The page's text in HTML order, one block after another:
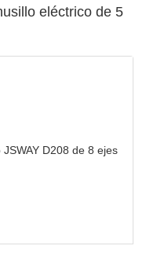
eléctrico de 5